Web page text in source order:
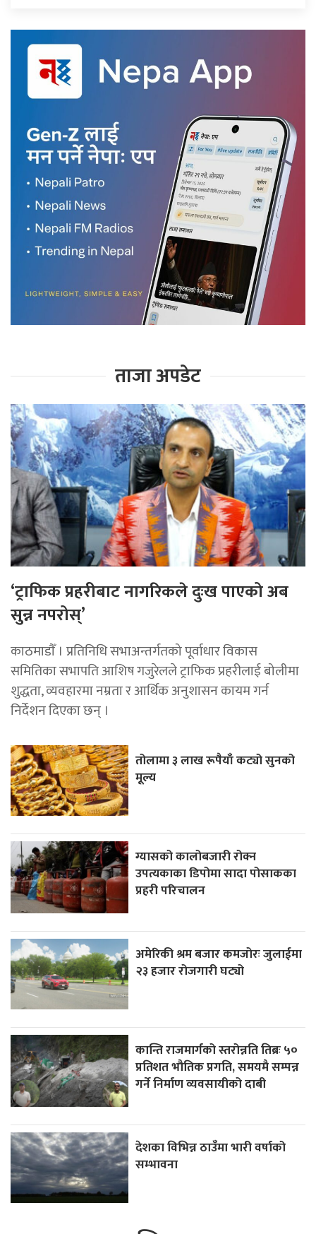
ताजा अपडेट
‘ट्राफिक प्रहरीबाट नागरिकले दुःख पाएको अब
सुन्न नपरोस्’
काठमाडाैँ । प्रतिनिधि सभाअन्तर्गतको पूर्वाधार विकास
समितिका सभापति आशिष गजुरेलले ट्राफिक प्रहरीलाई बोलीमा
शुद्धता, व्यवहारमा नम्रता र आर्थिक अनुशासन कायम गर्न
निर्देशन दिएका छन् ।
तोलामा ३ लाख रूपैयाँ कट्यो सुनको
मूल्य
ग्यासको कालोबजारी रोक्न
उपत्यकाका डिपोमा सादा पोसाकका
प्रहरी परिचालन
अमेरिकी श्रम बजार कमजोरः जुलाईमा
२३ हजार रोजगारी घट्यो
कान्ति राजमार्गको स्तरोन्नति तिब्रः ५०
प्रतिशत भौतिक प्रगति, समयमै सम्पन्न
गर्ने निर्माण व्यवसायीको दाबी
देशका विभिन्न ठाउँमा भारी वर्षाको
सम्भावना